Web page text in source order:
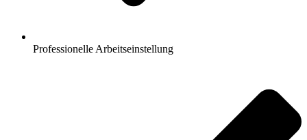
Professionelle Arbeitseinstellung